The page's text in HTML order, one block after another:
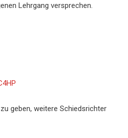
Lehrgang versprechen.
geben, weitere Schiedsrichter